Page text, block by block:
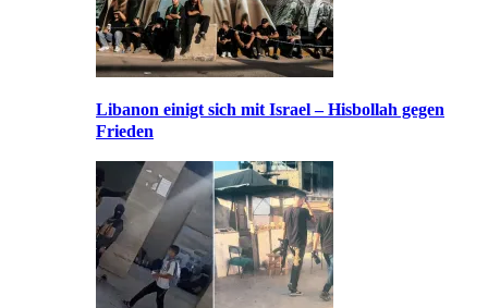
Libanon einigt sich mit Israel – Hisbollah gegen
Frieden